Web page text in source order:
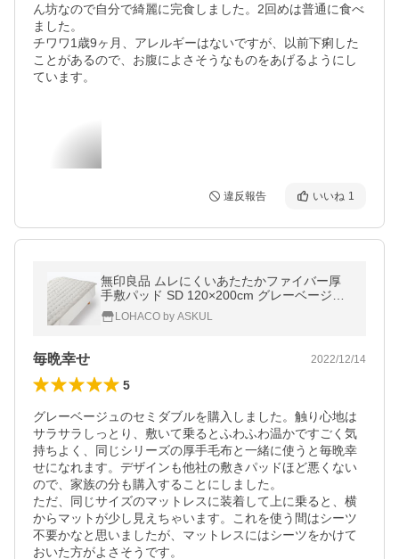
ん坊なので自分で綺麗に完食しました。2回めは普通に食べ
ました。
チワワ1歳9ヶ月、アレルギーはないですが、以前下痢した
ことがあるので、お腹によさそうなものをあげるようにし
ています。
違反報告 いいね 1
無印良品 ムレにくいあたたかファイバー厚
手敷パッド SD 120×200cm グレーベージュ
良品計画
LOHACO by ASKUL
毎晩幸せ 2022/12/14
5
グレーベージュのセミダブルを購入しました。触り心地は
サラサラしっとり、敷いて乗るとふわふわ温かですごく気
持ちよく、同じシリーズの厚手毛布と一緒に使うと毎晩幸
せになれます。デザインも他社の敷きパッドほど悪くない
ので、家族の分も購入することにしました。
ただ、同じサイズのマットレスに装着して上に乗ると、横
からマットが少し見えちゃいます。これを使う間はシーツ
不要かなと思いましたが、マットレスにはシーツをかけて
おいた方がよさそうです。